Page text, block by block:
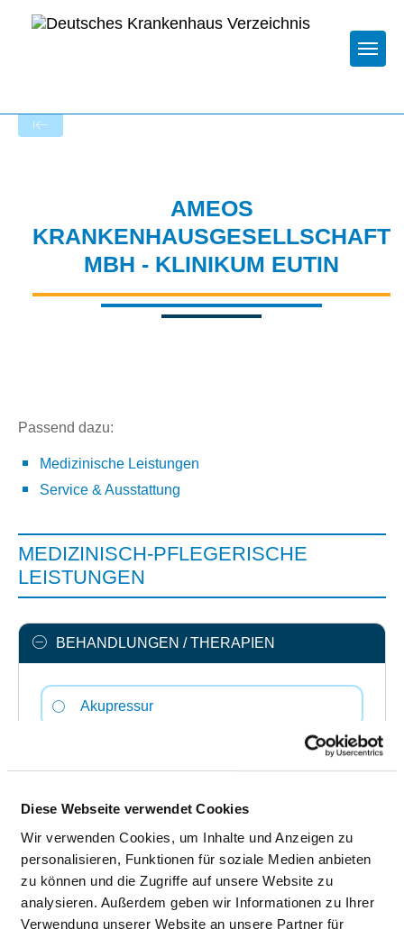
Diese Webseite verwendet Cookies
Wir verwenden Cookies, um Inhalte und Anzeigen zu
personalisieren, Funktionen für soziale Medien anbieten
zu können und die Zugriffe auf unsere Website zu
analysieren. Außerdem geben wir Informationen zu Ihrer
Verwendung unserer Website an unsere Partner für
AMEOS
KRANKENHAUSGESELLSCHAFT
MBH - KLINIKUM EUTIN
Passend dazu:
Medizinische Leistungen
Service & Ausstattung
MEDIZINISCH-PFLEGERISCHE
LEISTUNGEN
BEHANDLUNGEN / THERAPIEN
Akupressur
Bobath-Therapie (für Erwachsene
und/oder Kinder)